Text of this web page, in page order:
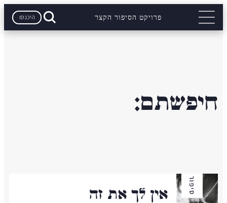
פרויקט הסיפור הקצר היכנסו
חיפשתם:
סיפור אין לך את זה